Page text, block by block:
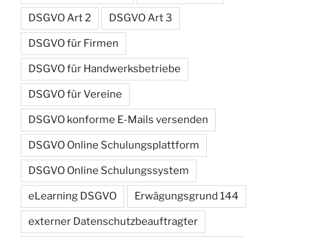
DSGVO Art 2 DSGVO Art 3
DSGVO für Firmen
DSGVO für Handwerksbetriebe
DSGVO für Vereine
DSGVO konforme E-Mails versenden
DSGVO Online Schulungsplattform
DSGVO Online Schulungssystem
eLearning DSGVO Erwägungsgrund 144
externer Datenschutzbeauftragter